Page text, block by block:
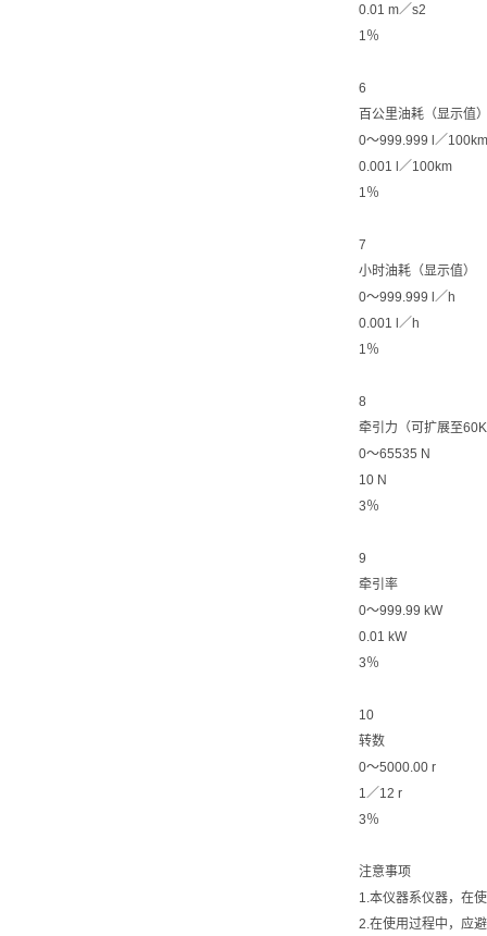
0.01 m／s2
1％
6
百公里油耗（显示值
0〜999.999 l／100km
0.001 l／100km
1％
7
小时油耗（显示值）
0〜999.999 l／h
0.001 l／h
1％
8
牵引力（可扩展至
0〜65535 N
10 N
3％
9
牵引率
0〜999.99 kW
0.01 kW
3％
10
转数
0〜5000.00 r
1／12 r
3％
注意事项
1.本仪器系仪器，在
2.在使用过程中，应